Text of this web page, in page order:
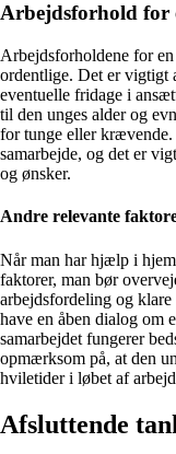
Arbejdsforhold for
Arbejdsforholdene for
ordentlige. Det er vigtigt
eventuelle fridage i
til den unges alder og
for tunge eller
samarbejde, og det er
og ønsker.
Andre relevante
Når man har hjælp i
faktorer, man bør
arbejdsfordeling og
have en åben dialog om
samarbejdet fungerer
opmærksom på, at den
hviletider i løbet af
Afsluttende